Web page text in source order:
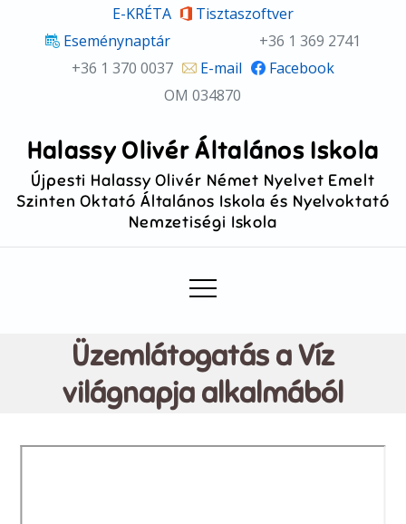
E-KRÉTA
Tisztaszoftver
Eseménynaptár
+36 1 369 2741
+36 1 370 0037
E-mail
Facebook
OM 034870
Halassy Olivér Általános Iskola
Újpesti Halassy Olivér Német Nyelvet Emelt
Szinten Oktató Általános Iskola és Nyelvoktató
Nemzetiségi Iskola
Üzemlátogatás a Víz
világnapja alkalmából